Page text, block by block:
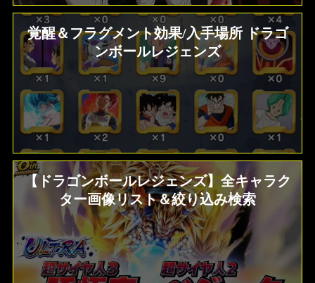
覚醒＆フラグメント効果/入手場所 ドラゴ
ンボールレジェンズ
【ドラゴンボールレジェンズ】全キャラク
ター画像リスト＆絞り込み検索